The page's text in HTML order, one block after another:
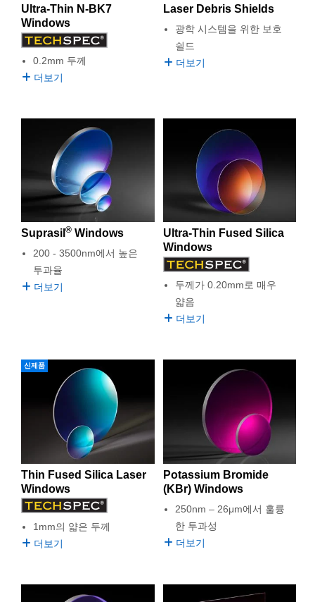
Ultra-Thin N-BK7
Windows
0.2mm 두께
더보기
Laser Debris Shields
광학 시스템을 위한 보호
쉴드
더보기
Suprasil ® Windows
200 - 3500nm에서 높은
투과율
더보기
Ultra-Thin Fused Silica
Windows
두께가 0.20mm로 매우
얇음
더보기
신제품
Thin Fused Silica Laser
Windows
1mm의 얇은 두께
더보기
Potassium Bromide
(KBr) Windows
250nm – 26μm에서 훌륭
한 투과성
더보기